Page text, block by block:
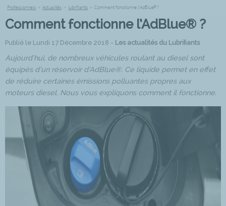
Professionnels > Actualités > lubrifiants > Comment fonctionne l’AdBlue® ?
Comment fonctionne l’AdBlue® ?
Publié le Lundi 17 Décembre 2018 - Les actualités du Lubrifiants
Aujourd’hui, de nombreux véhicules roulant au diesel sont
équipés d’un réservoir d’AdBlue®. Ce liquide permet en effet
de réduire certaines émissions polluantes propres aux
moteurs diesel. Nous vous expliquons comment il fonctionne.